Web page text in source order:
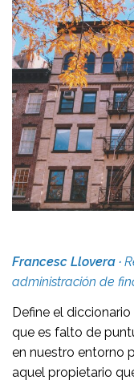
Francesc Llovera ·
administración de
Define el
que es falto de
en nuestro entorno
aquel propietario